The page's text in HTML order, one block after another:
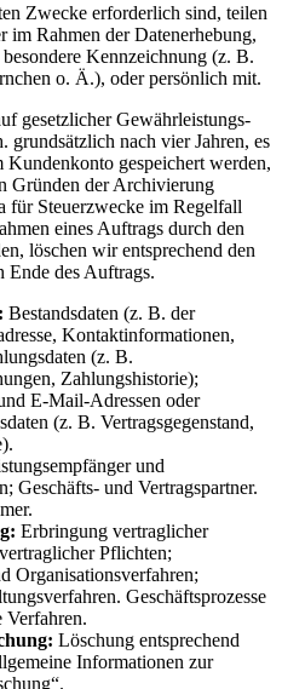
Zwecke erforderlich sind, teilen
im Rahmen der Datenerhebung,
Kennzeichnung (z. B.
o. Ä.), oder persönlich mit.
gesetzlicher Gewährleistungs-
grundsätzlich nach vier Jahren, es
Kundenkonto gespeichert werden,
Gründen der Archivierung
für Steuerzwecke im Regelfall
eines Auftrags durch den
löschen wir entsprechend den
Ende des Auftrags.
Bestandsdaten (z. B. der
Kontaktinformationen,
(z. B.
Zahlungshistorie);
E-Mail-Adressen oder
(z. B. Vertragsgegenstand,
und
Geschäfts- und Vertragspartner.
Erbringung vertraglicher
Pflichten;
Organisationsverfahren;
Geschäftsprozesse
Verfahren.
Löschung entsprechend
Informationen zur